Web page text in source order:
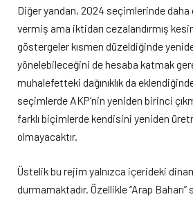
Diğer yandan, 2024 seçimlerinde daha
vermiş ama iktidarı cezalandırmış
göstergeler kısmen düzeldiğinde
yönelebileceğini de hesaba katmak
muhalefetteki dağınıklık da
seçimlerde AKP’nin yeniden birinci
farklı biçimlerde kendisini yeniden
olmayacaktır.
Üstelik bu rejim yalnızca içerideki
durmamaktadır. Özellikle “Arap Baharı”